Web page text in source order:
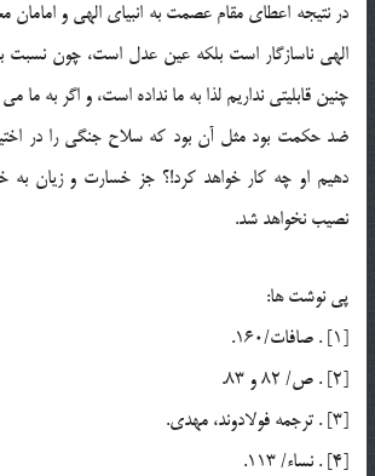
در نتیجه اعطای مقام عصمت به انبیای الهی و امامان
الهی ناسازگار است بلکه عین عدل است، چون
چنین قابلیتی نداریم لذا به ما نداده است، و اگر به ما
ضد حکمت بود مثل آن بود که سلاح جنگی را در
دهیم او چه کار خواهد کرد!؟ جز خسارت و زیان به
نصیب نخواهد شد.
پي نوشت ها:
[1] . صافات/160.
[2] . ص/ 82 و 83.
[3] . ترجمه فولادوند، مهدي.
[4] . نساء/ 113.